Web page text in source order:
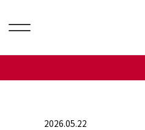
2026.05.22